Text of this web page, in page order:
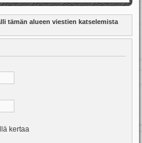
tämän alueen viestien katselemista
kertaa